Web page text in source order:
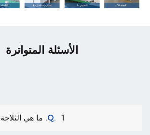
الأسئلة المتواترة
Q. 1. ما هي الثلاجة الطبية المبردة؟